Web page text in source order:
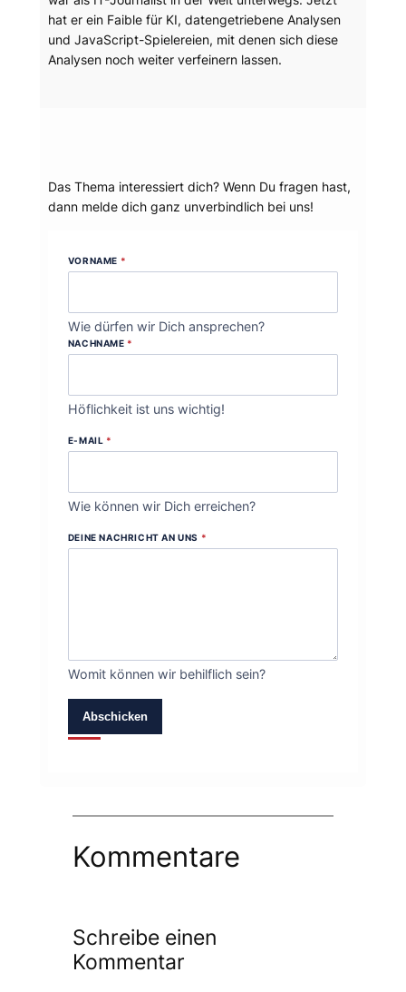
hat er ein Faible für KI, datengetriebene Analysen
und JavaScript-Spielereien, mit denen sich diese
Analysen noch weiter verfeinern lassen.
Das Thema interessiert dich? Wenn Du fragen hast,
dann melde dich ganz unverbindlich bei uns!
VORNAME *
Wie dürfen wir Dich ansprechen?
NACHNAME *
Höflichkeit ist uns wichtig!
E-MAIL *
Wie können wir Dich erreichen?
DEINE NACHRICHT AN UNS *
Womit können wir behilflich sein?
Abschicken
Kommentare
Schreibe einen
Kommentar